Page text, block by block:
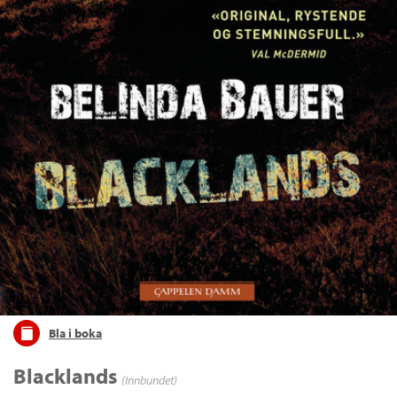
Bla i boka
Blacklands (Innbundet)